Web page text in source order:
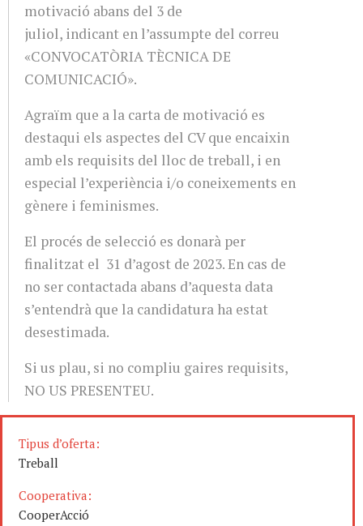
motivació abans del 3 de
juliol, indicant en l’assumpte del correu
«CONVOCATÒRIA TÈCNICA DE
COMUNICACIÓ».
Agraïm que a la carta de motivació es
destaqui els aspectes del CV que encaixin
amb els requisits del lloc de treball, i en
especial l’experiència i/o coneixements en
gènere i feminismes.
El procés de selecció es donarà per
finalitzat el 31 d’agost de 2023. En cas de
no ser contactada abans d’aquesta data
s’entendrà que la candidatura ha estat
desestimada.
Si us plau, si no compliu gaires requisits,
NO US PRESENTEU.
Tipus d’oferta:
Treball
Cooperativa:
CooperAcció